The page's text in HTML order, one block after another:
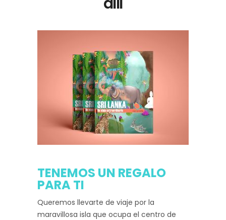
TENEMOS UN REGALO
PARA TI
Queremos llevarte de viaje por la
maravillosa isla que ocupa el centro de